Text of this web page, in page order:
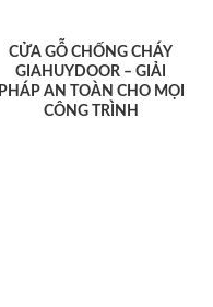
CỬA GỖ CHỐNG CHÁY
GIAHUYDOOR – GIẢI
PHÁP AN TOÀN CHO MỌI
CÔNG TRÌNH